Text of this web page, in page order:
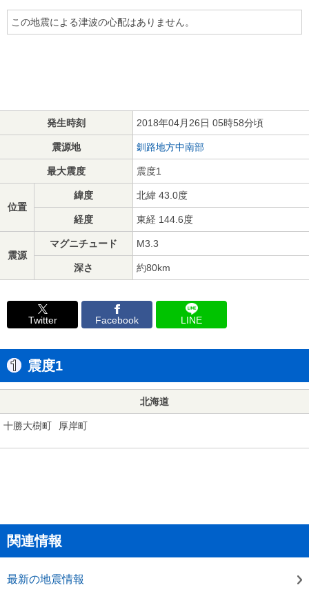
この地震による津波の心配はありません。
発生時刻 2018年04月26日 05時58分頃
震源地 釧路地方中南部
最大震度 震度1
位置
緯度 北緯 43.0度
経度 東経 144.6度
震源
マグニチュード M3.3
深さ 約80km
Twitter Facebook LINE
震度1
北海道
十勝大樹町 厚岸町
関連情報
最新の地震情報